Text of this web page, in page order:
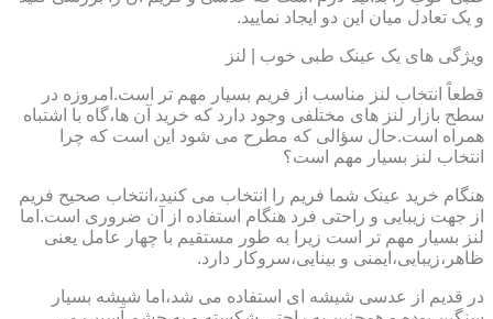
و یک تعادل میان این دو ایجاد نمایید.
ویژگی های یک عینک طبی خوب | لنز
قطعاً انتخاب لنز مناسب از فریم بسیار مهم تر است.امروزه در
سطح بازار لنز های مختلفی وجود دارد که خرید آن ها،گاه با اشتباه
همراه است.حال سؤالی که مطرح می شود این است که چرا
انتخاب لنز بسیار مهم است؟
هنگام خرید عینک شما فریم را انتخاب می کنید،انتخاب صحیح فریم
از جهت زیبایی و راحتی فرد هنگام استفاده از آن ضروری است.اما
لنز بسیار مهم تر است زیرا به طور مستقیم با چهار عامل یعنی
ظاهر،زیبایی،ایمنی و بینایی،سروکار دارد.
در قدیم از عدسی شیشه ای استفاده می شد،اما شیشه بسیار